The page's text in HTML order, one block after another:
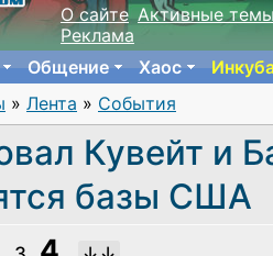
О сайте Активные
Реклама
Общение Хаос
» Лента » События
Кувейт и
базы США